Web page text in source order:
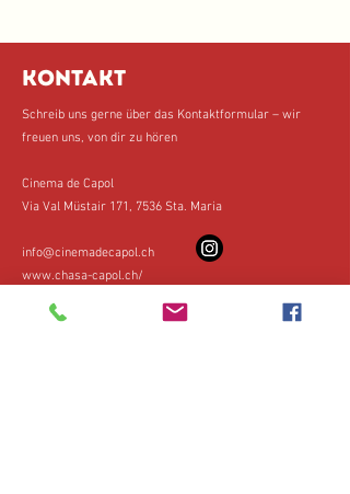
Kontakt
Schreib uns gerne über das Kontaktformular – wir
freuen uns, von dir zu hören
Cinema de Capol
Via Val Müstair 171, 7536 Sta. Maria
info@cinemadecapol.ch
www.chasa-capol.ch/